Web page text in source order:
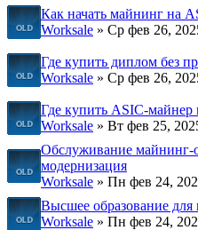
Как начать майнинг на
Worksale » Ср фев 26,
Где купить диплом без
Worksale » Ср фев 26,
Где купить ASIC-майнер
Worksale » Вт фев 25,
Обслуживание майнинг-
модернизация
Worksale » Пн фев 24,
Высшее образование
Worksale » Пн фев 24,